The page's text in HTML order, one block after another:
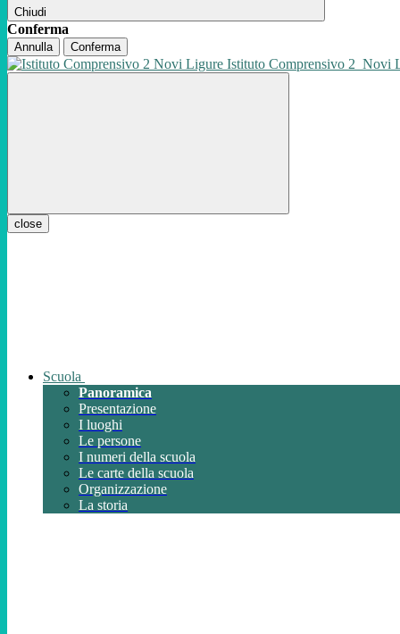
Chiudi
Conferma
Annulla Conferma
Istituto Comprensivo 2 Novi
close
Scuola
Panoramica
Presentazione
I luoghi
Le persone
I numeri della scuola
Le carte della scuola
Organizzazione
La storia